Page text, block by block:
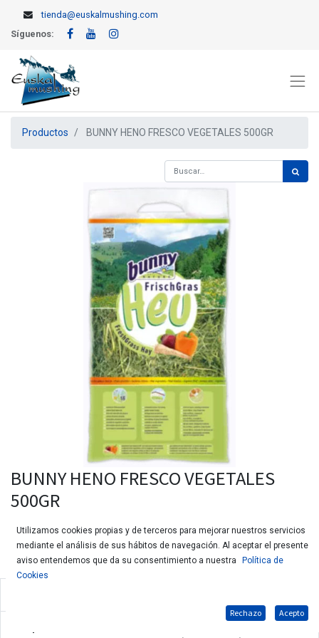
tienda@euskalmushing.com
Síguenos:
Productos BUNNY HENO FRESCO VEGETALES 500GR
BUNNY HENO FRESCO VEGETALES
500GR
Utilizamos cookies propias y de terceros para mejorar nuestros servicios
mediante el análisis de sus hábitos de navegación. Al aceptar el presente
aviso entendemos que da su consentimiento a nuestra
Política de
Cookies
Rechazo Acepto